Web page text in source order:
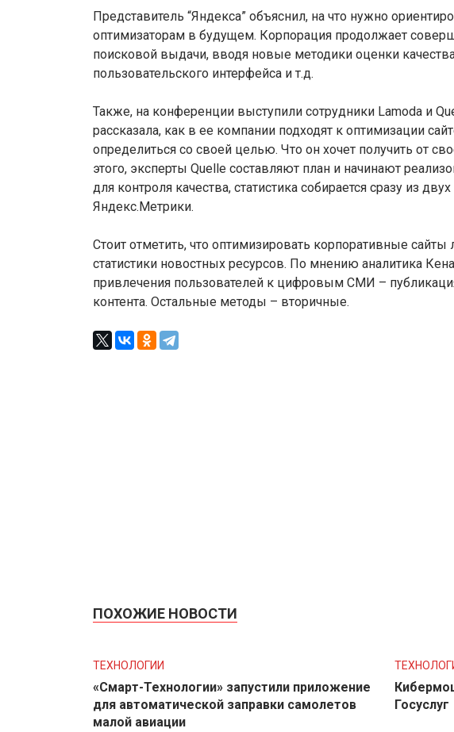
Представитель “Яндекса” объяснил, на что нужно
оптимизаторам в будущем. Корпорация продолжает
поисковой выдачи, вводя новые методики оценки качества
пользовательского интерфейса и т.д.
Также, на конференции выступили сотрудники Lamodа и
рассказала, как в ее компании подходят к оптимизации
определиться со своей целью. Что он хочет получить от
этого, эксперты Quelle составляют план и начинают
для контроля качества, статистика собирается сразу из
Яндекс.Метрики.
Стоит отметить, что оптимизировать корпоративные
статистики новостных ресурсов. По мнению аналитика
привлечения пользователей к цифровым СМИ –
контента. Остальные методы – вторичные.
ПОХОЖИЕ НОВОСТИ
ТЕХНОЛОГИИ
«Смарт-Технологии» запустили приложение
для автоматической заправки самолетов
малой авиации
Госуслуг